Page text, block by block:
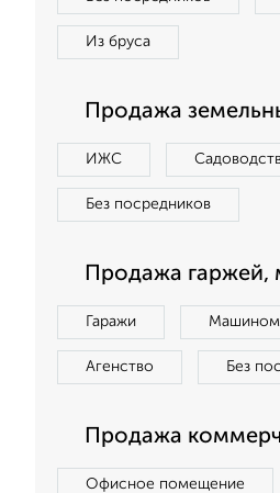
Из бруса
Продажа
ИЖС
Без посредников
Продажа гаржей,
Гаражи
Агенство Без
Продажа
Офисное помещение